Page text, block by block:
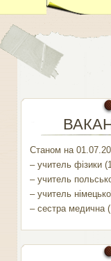
Станом на
– учитель фізики
– учитель
– учитель
– сестра медична